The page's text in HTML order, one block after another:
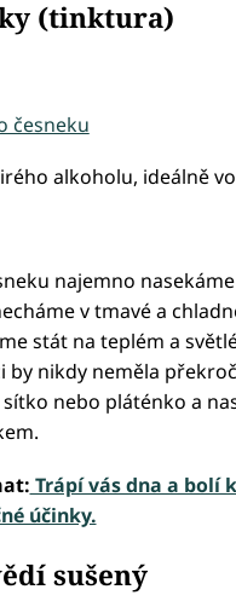
(tinktura)
česneku
alkoholu, ideálně
najemno
v tmavé a
stát na teplém a
by nikdy neměla
nebo pláténko a
Trápí vás dna a bolí
účinky.
sušený